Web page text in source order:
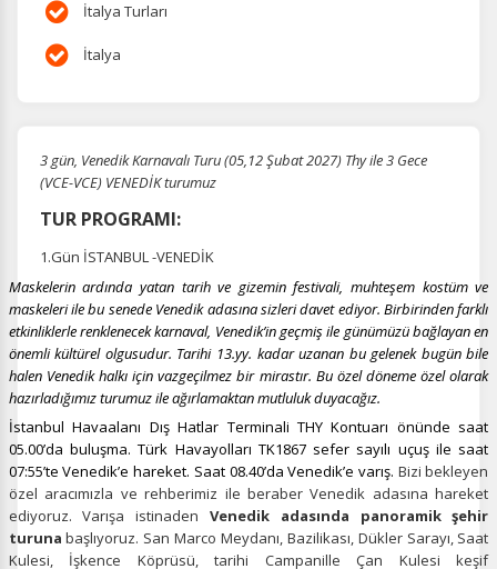
İtalya Turları
İtalya
3 gün, Venedik Karnavalı Turu (05,12 Şubat 2027) Thy ile 3 Gece
(VCE-VCE) VENEDİK turumuz
TUR PROGRAMI:
1.Gün İSTANBUL -VENEDİK
Maskelerin ardında yatan tarih ve gizemin festivali, muhteşem kostüm ve
maskeleri ile bu senede Venedik adasına sizleri davet ediyor. Birbirinden farklı
etkinliklerle renklenecek karnaval, Venedik’in geçmiş ile günümüzü bağlayan en
önemli kültürel olgusudur. Tarihi 13.yy. kadar uzanan bu gelenek bugün bile
halen Venedik halkı için vazgeçilmez bir mirastır. Bu özel döneme özel olarak
hazırladığımız turumuz ile ağırlamaktan mutluluk duyacağız.
İstanbul Havaalanı Dış Hatlar Terminali THY Kontuarı önünde saat
05.00’da buluşma. Türk Havayolları TK1867 sefer sayılı uçuş ile saat
07:55’te Venedik’e hareket. Saat 08.40’da Venedik’e varış. Bizi bekleyen
özel aracımızla ve rehberimiz ile beraber Venedik adasına hareket
ediyoruz. Varışa istinaden Venedik adasında panoramik şehir
turuna başlıyoruz. San Marco Meydanı, Bazilikası, Dükler Sarayı, Saat
Kulesi, İşkence Köprüsü, tarihi Campanille Çan Kulesi keşif